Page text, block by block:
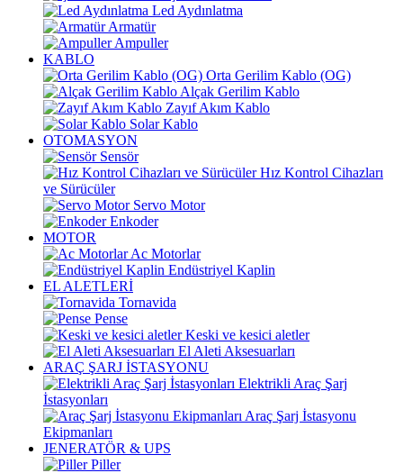
Led Aydınlatma
Armatür
Ampuller
KABLO
Orta Gerilim Kablo (OG)
Alçak Gerilim Kablo
Zayıf Akım Kablo
Solar Kablo
OTOMASYON
Sensör
Hız Kontrol Cihazları
ve Sürücüler
Servo Motor
Enkoder
MOTOR
Ac Motorlar
Endüstriyel Kaplin
EL ALETLERİ
Tornavida
Pense
Keski ve kesici aletler
El Aleti Aksesuarları
ARAÇ ŞARJ İSTASYONU
Elektrikli Araç Şarj
İstasyonları
Araç Şarj İstasyonu
Ekipmanları
JENERATÖR & UPS
Piller